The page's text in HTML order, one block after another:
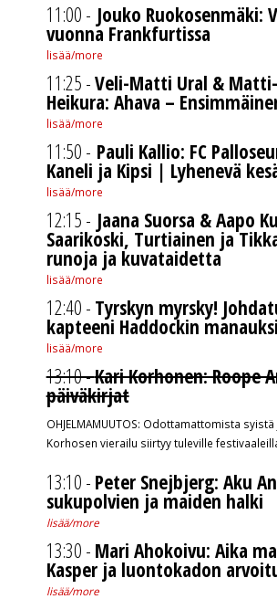
11:00 - Jouko Ruokosenmäki:
vuonna Frankfurtissa
lisää/more
11:25 -Veli-Matti Ural &
Heikura: Ahava –
lisää/more
11:50 - Pauli Kallio: FC
Kaneli ja Kipsi | Lyhenevä
lisää/more
12:15 - Jaana Suorsa & Aapo
Saarikoski, Turtiainen ja
runoja ja kuvataidetta
lisää/more
12:40 - Tyrskyn myrsky!
kapteeni Haddockin
lisää/more
13:10 -Kari Korhonen: Roope
päiväkirjat
OHJELMAMUUTOS: Odottamattomista
Korhosen vierailu siirtyy tuleville
13:10 - Peter Snejbjerg: Aku
sukupolvien ja maiden halki
lisää/more
13:30 - Mari Ahokoivu: Aika
Kasper ja luontokadon
lisää/more